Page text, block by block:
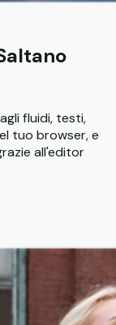
fluidi, testi,
tuo browser, e
all'editor